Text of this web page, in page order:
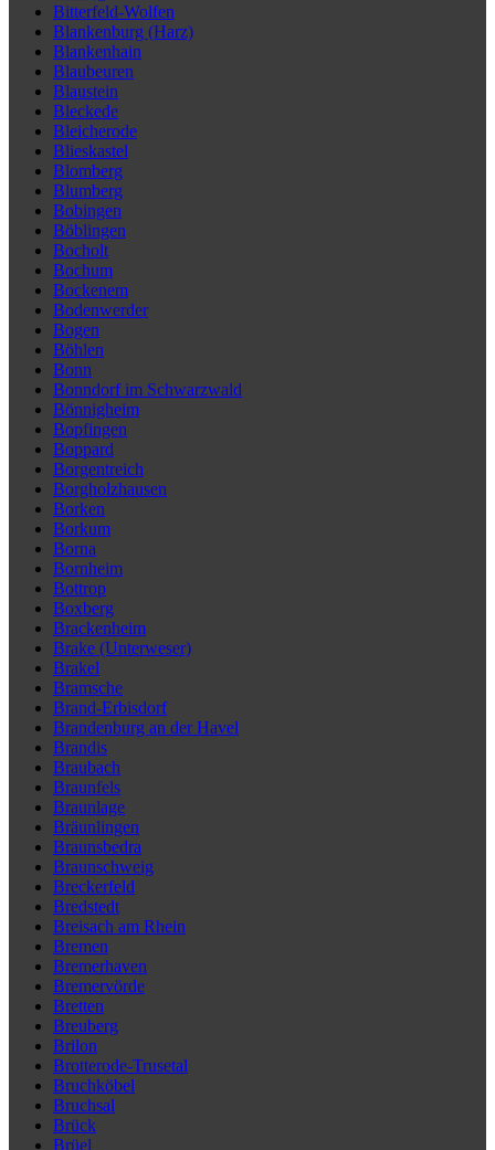
Bitterfeld-Wolfen
Blankenburg (Harz)
Blankenhain
Blaubeuren
Blaustein
Bleckede
Bleicherode
Blieskastel
Blomberg
Blumberg
Bobingen
Böblingen
Bocholt
Bochum
Bockenem
Bodenwerder
Bogen
Böhlen
Bonn
Bonndorf im Schwarzwald
Bönnigheim
Bopfingen
Boppard
Borgentreich
Borgholzhausen
Borken
Borkum
Borna
Bornheim
Bottrop
Boxberg
Brackenheim
Brake (Unterweser)
Brakel
Bramsche
Brand-Erbisdorf
Brandenburg an der Havel
Brandis
Braubach
Braunfels
Braunlage
Bräunlingen
Braunsbedra
Braunschweig
Breckerfeld
Bredstedt
Breisach am Rhein
Bremen
Bremerhaven
Bremervörde
Bretten
Breuberg
Brilon
Brotterode-Trusetal
Bruchköbel
Bruchsal
Brück
Brüel